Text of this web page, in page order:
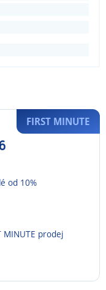
od 10%
MINUTE prodej
FIRST MINUTE